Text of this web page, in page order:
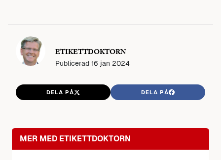
ETIKETTDOKTORN
Publicerad 16 jan 2024
DELA PÅ DELA PÅ
MER MED ETIKETTDOKTORN